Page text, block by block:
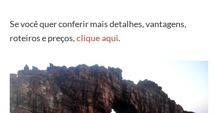
Se você quer conferir mais detalhes, vantagens,
roteiros e preços,clique aqui.